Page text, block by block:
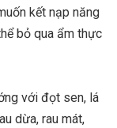
kết nạp năng
bỏ qua ẩm thực
với đọt sen, lá
dừa, rau mát,